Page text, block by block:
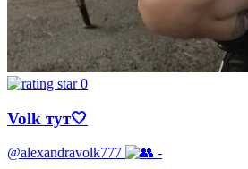
0
Volk тут🤍
@alexandravolk777 -